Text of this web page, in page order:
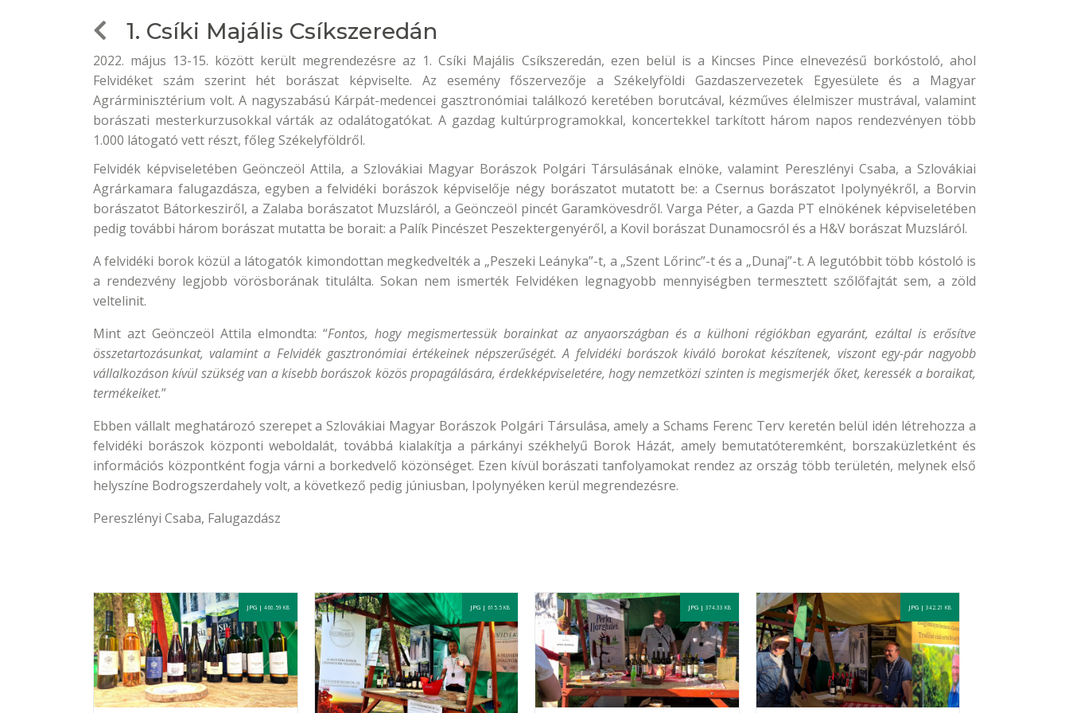
1. Csíki Majális Csíkszeredán
2022. május 13-15. között került megrendezésre az 1. Csíki Majális Csíkszeredán, ezen belül is a Kincses Pince elnevezésű borkóstoló, ahol
Felvidéket szám szerint hét borászat képviselte. Az esemény főszervezője a Székelyföldi Gazdaszervezetek Egyesülete és a Magyar
Agrárminisztérium volt. A nagyszabású Kárpát-medencei gasztronómiai találkozó keretében borutcával, kézműves élelmiszer mustrával, valamint
borászati mesterkurzusokkal várták az odalátogatókat. A gazdag kultúrprogramokkal, koncertekkel tarkított három napos rendezvényen több
1.000 látogató vett részt, főleg Székelyföldről.
Felvidék képviseletében Geönczeöl Attila, a Szlovákiai Magyar Borászok Polgári Társulásának elnöke, valamint Pereszlényi Csaba, a Szlovákiai
Agrárkamara falugazdásza, egyben a felvidéki borászok képviselője négy borászatot mutatott be: a Csernus borászatot Ipolynyékről, a Borvin
borászatot Bátorkesziről, a Zalaba borászatot Muzsláról, a Geönczeöl pincét Garamkövesdről. Varga Péter, a Gazda PT elnökének képviseletében
pedig további három borászat mutatta be borait: a Palík Pincészet Peszektergenyéről, a Kovil borászat Dunamocsról és a H&V borászat Muzsláról.
A felvidéki borok közül a látogatók kimondottan megkedvelték a „Peszeki Leányka”-t, a „Szent Lőrinc”-t és a „Dunaj”-t. A legutóbbit több kóstoló is
a rendezvény legjobb vörösborának titulálta. Sokan nem ismerték Felvidéken legnagyobb mennyiségben termesztett szőlőfajtát sem, a zöld
veltelinit.
Mint azt Geönczeöl Attila elmondta: “Fontos, hogy megismertessük borainkat az anyaországban és a külhoni régiókban egyaránt, ezáltal is erősítve
összetartozásunkat, valamint a Felvidék gasztronómiai értékeinek népszerűségét. A felvidéki borászok kiváló borokat készítenek, viszont egy-pár nagyobb
vállalkozáson kívül szükség van a kisebb borászok közös propagálására, érdekképviseletére, hogy nemzetközi szinten is megismerjék őket, keressék a boraikat,
termékeiket.”
Ebben vállalt meghatározó szerepet a Szlovákiai Magyar Borászok Polgári Társulása, amely a Schams Ferenc Terv keretén belül idén létrehozza a
felvidéki borászok központi weboldalát, továbbá kialakítja a párkányi székhelyű Borok Házát, amely bemutatóteremként, borszaküzletként és
információs központként fogja várni a borkedvelő közönséget. Ezen kívül borászati tanfolyamokat rendez az ország több területén, melynek első
helyszíne Bodrogszerdahely volt, a következő pedig júniusban, Ipolynyéken kerül megrendezésre.
Pereszlényi Csaba, Falugazdász
JPG | 460.59 KB JPG | 615.5 KB JPG | 374.33 KB JPG | 342.21 KB